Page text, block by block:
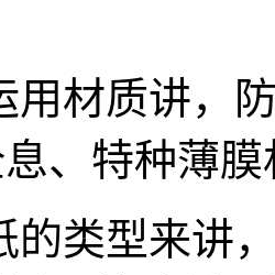
用材质讲，
、特种薄
的类型来讲